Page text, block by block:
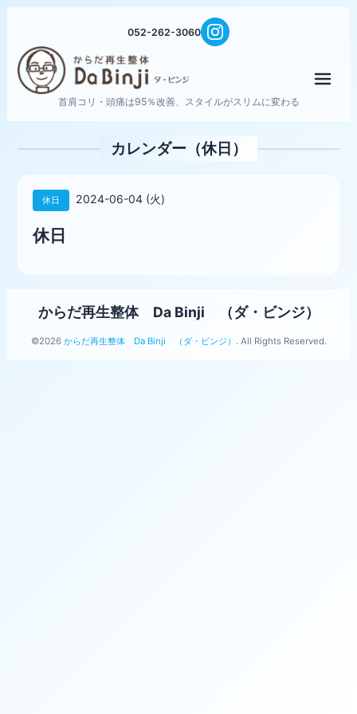
052-262-3060
首肩コリ・頭痛は95％改善、スタイルがスリムに変わる
カレンダー（休日）
休日 2024-06-04 (火)
休日
からだ再生整体 Da Binji （ダ・ビンジ）
©2026 からだ再生整体 Da Binji （ダ・ビンジ） . All Rights Reserved.